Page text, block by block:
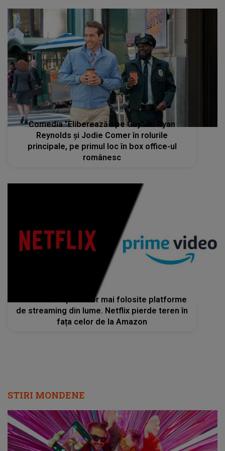
Comedia ”Eliberează-l pe Guy” cu Ryan
Reynolds şi Jodie Comer în rolurile
principale, pe primul loc în box office-ul
românesc
Cum arată topul celor mai folosite platforme
de streaming din lume. Netflix pierde teren în
fața celor de la Amazon
STIRI MONDENE